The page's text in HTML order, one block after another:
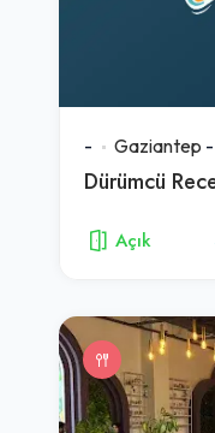
- Gaziantep -
Dürümcü
Açık